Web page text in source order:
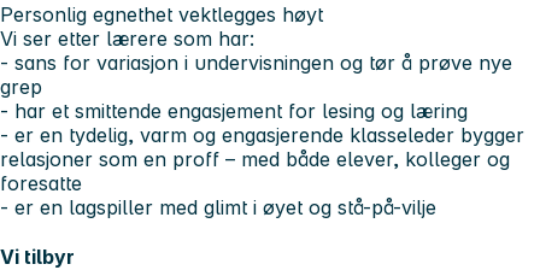
Personlig egnethet vektlegges høyt
Vi ser etter lærere som har:
- sans for variasjon i undervisningen og tør å prøve nye
grep
- har et smittende engasjement for lesing og læring
- er en tydelig, varm og engasjerende klasseleder bygger
relasjoner som en proff – med både elever, kolleger og
foresatte
- er en lagspiller med glimt i øyet og stå-på-vilje
Vi tilbyr